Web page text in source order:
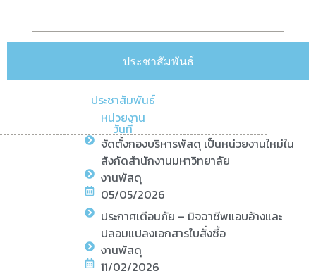
ประชาสัมพันธ์
ประชาสัมพันธ์
หน่วยงาน
วันที่
จัดตั้งกองบริหารพัสดุ เป็นหน่วยงานใหม่ใน
สังกัดสำนักงานมหาวิทยาลัย
งานพัสดุ
05/05/2026
ประกาศเตือนภัย – มิจฉาชีพแอบอ้างและ
ปลอมแปลงเอกสารใบสั่งซื้อ
งานพัสดุ
11/02/2026